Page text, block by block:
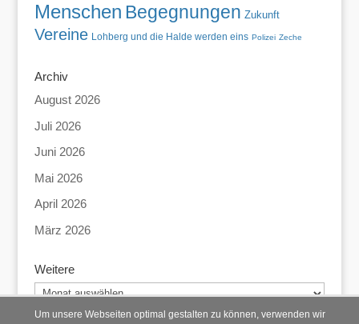
Menschen Begegnungen Zukunft
Vereine Lohberg und die Halde werden eins Polizei Zeche
Archiv
August 2026
Juli 2026
Juni 2026
Mai 2026
April 2026
März 2026
Weitere
Weitere
Um unsere Webseiten optimal gestalten zu können, verwenden wir